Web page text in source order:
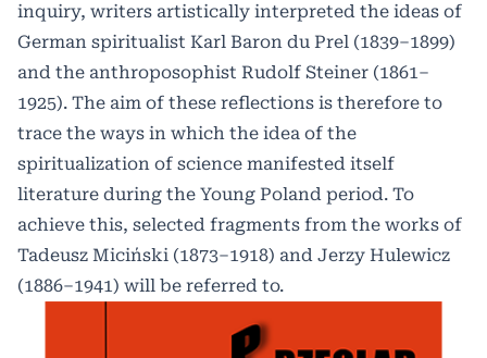
inquiry, writers artistically interpreted the ideas of
German spiritualist Karl Baron du Prel (1839–1899)
and the anthroposophist Rudolf Steiner (1861–
1925). The aim of these reflections is therefore to
trace the ways in which the idea of the
spiritualization of science manifested itself
literature during the Young Poland period. To
achieve this, selected fragments from the works of
Tadeusz Miciński (1873–1918) and Jerzy Hulewicz
(1886–1941) will be referred to.